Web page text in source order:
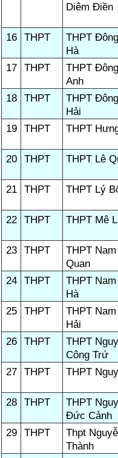
Diêm Điền
16
THPT
THPT
Hà
17
THPT
THPT
Anh
18
THPT
THPT
Hải
19
THPT THPT
20
THPT THPT Lê
21
THPT THPT Lý
22
THPT THPT Mê
23
THPT
THPT
Quan
24
THPT
THPT
Hà
25
THPT
THPT
Hải
26
THPT
THPT
Công Trứ
27
THPT THPT
28
THPT
THPT
Đức Cảnh
29
THPT
Thpt
Thành